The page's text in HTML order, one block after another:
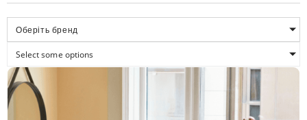
Оберіть бренд
Select some options